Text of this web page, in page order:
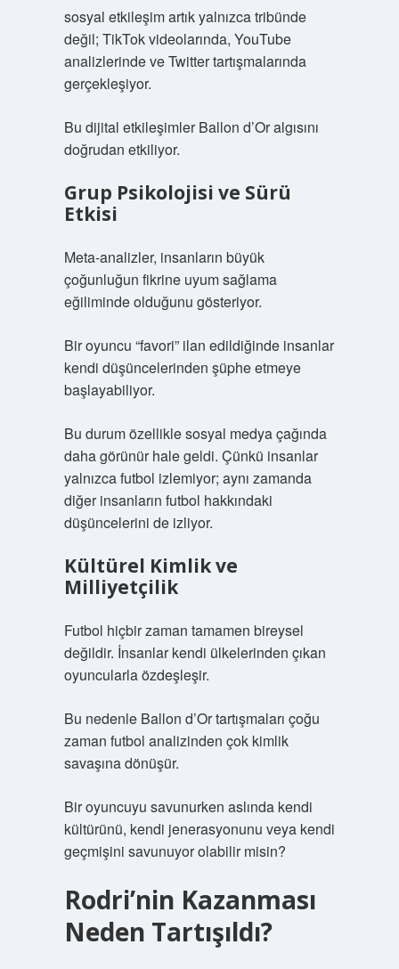
sosyal etkileşimartık yalnızca tribünde
değil; TikTok videolarında, YouTube
analizlerinde ve Twitter tartışmalarında
gerçekleşiyor.
Bu dijital etkileşimler Ballon d’Or algısını
doğrudan etkiliyor.
Grup Psikolojisi ve Sürü
Etkisi
Meta-analizler, insanların büyük
çoğunluğun fikrine uyum sağlama
eğiliminde olduğunu gösteriyor.
Bir oyuncu “favori” ilan edildiğinde insanlar
kendi düşüncelerinden şüphe etmeye
başlayabiliyor.
Bu durum özellikle sosyal medya çağında
daha görünür hale geldi. Çünkü insanlar
yalnızca futbol izlemiyor; aynı zamanda
diğer insanların futbol hakkındaki
düşüncelerini de izliyor.
Kültürel Kimlik ve
Milliyetçilik
Futbol hiçbir zaman tamamen bireysel
değildir. İnsanlar kendi ülkelerinden çıkan
oyuncularla özdeşleşir.
Bu nedenle Ballon d’Or tartışmaları çoğu
zaman futbol analizinden çok kimlik
savaşına dönüşür.
Bir oyuncuyu savunurken aslında kendi
kültürünü, kendi jenerasyonunu veya kendi
geçmişini savunuyor olabilir misin?
Rodri’nin Kazanması
Neden Tartışıldı?